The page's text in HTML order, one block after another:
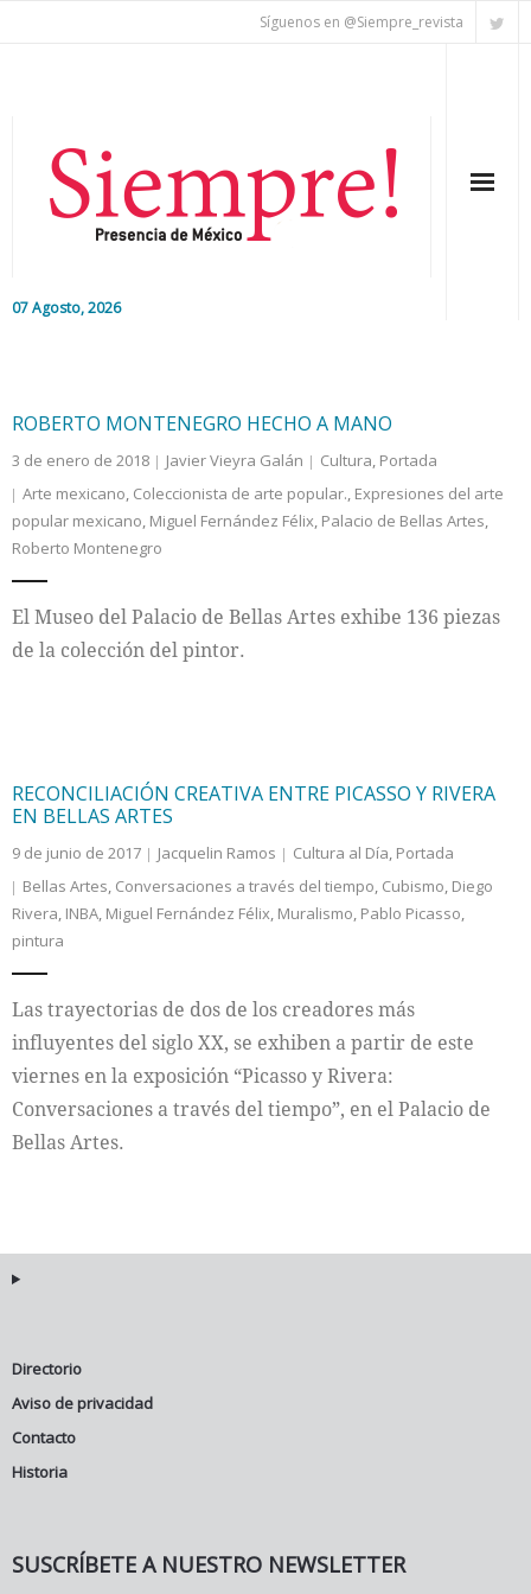
Síguenos en @Siempre_revista
07 Agosto, 2026
Nacional
Colaboradores
Cultura
ROBERTO MONTENEGRO HECHO A MANO
3 de enero de 2018 Javier Vieyra Galán Cultura, Portada
Arte mexicano, Coleccionista de arte popular., Expresiones del arte
popular mexicano, Miguel Fernández Félix, Palacio de Bellas Artes,
Roberto Montenegro
El Museo del Palacio de Bellas Artes exhibe 136 piezas
de la colección del pintor.
RECONCILIACIÓN CREATIVA ENTRE PICASSO Y RIVERA
EN BELLAS ARTES
9 de junio de 2017 Jacquelin Ramos Cultura al Día, Portada
Bellas Artes, Conversaciones a través del tiempo, Cubismo, Diego
Rivera, INBA, Miguel Fernández Félix, Muralismo, Pablo Picasso,
pintura
Las trayectorias de dos de los creadores más
influyentes del siglo XX, se exhiben a partir de este
viernes en la exposición “Picasso y Rivera:
Conversaciones a través del tiempo”, en el Palacio de
Bellas Artes.
Directorio
Aviso de privacidad
Contacto
Historia
SUSCRÍBETE A NUESTRO NEWSLETTER